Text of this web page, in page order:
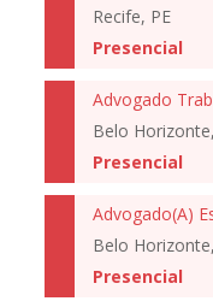
Recife, PE
Presencial
Advogado
Belo
Presencial
Belo
Presencial